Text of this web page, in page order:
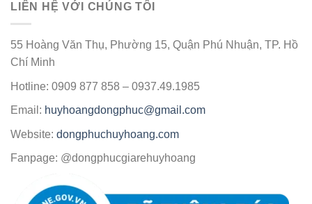
LIÊN HỆ VỚI CHÚNG TÔI
55 Hoàng Văn Thụ, Phường 15, Quận Phú Nhuận, TP. Hồ
Chí Minh
Hotline: 0909 877 858 – 0937.49.1985
Email: huyhoangdongphuc@gmail.com
Website: dongphuchuyhoang.com
Fanpage: @dongphucgiarehuyhoang